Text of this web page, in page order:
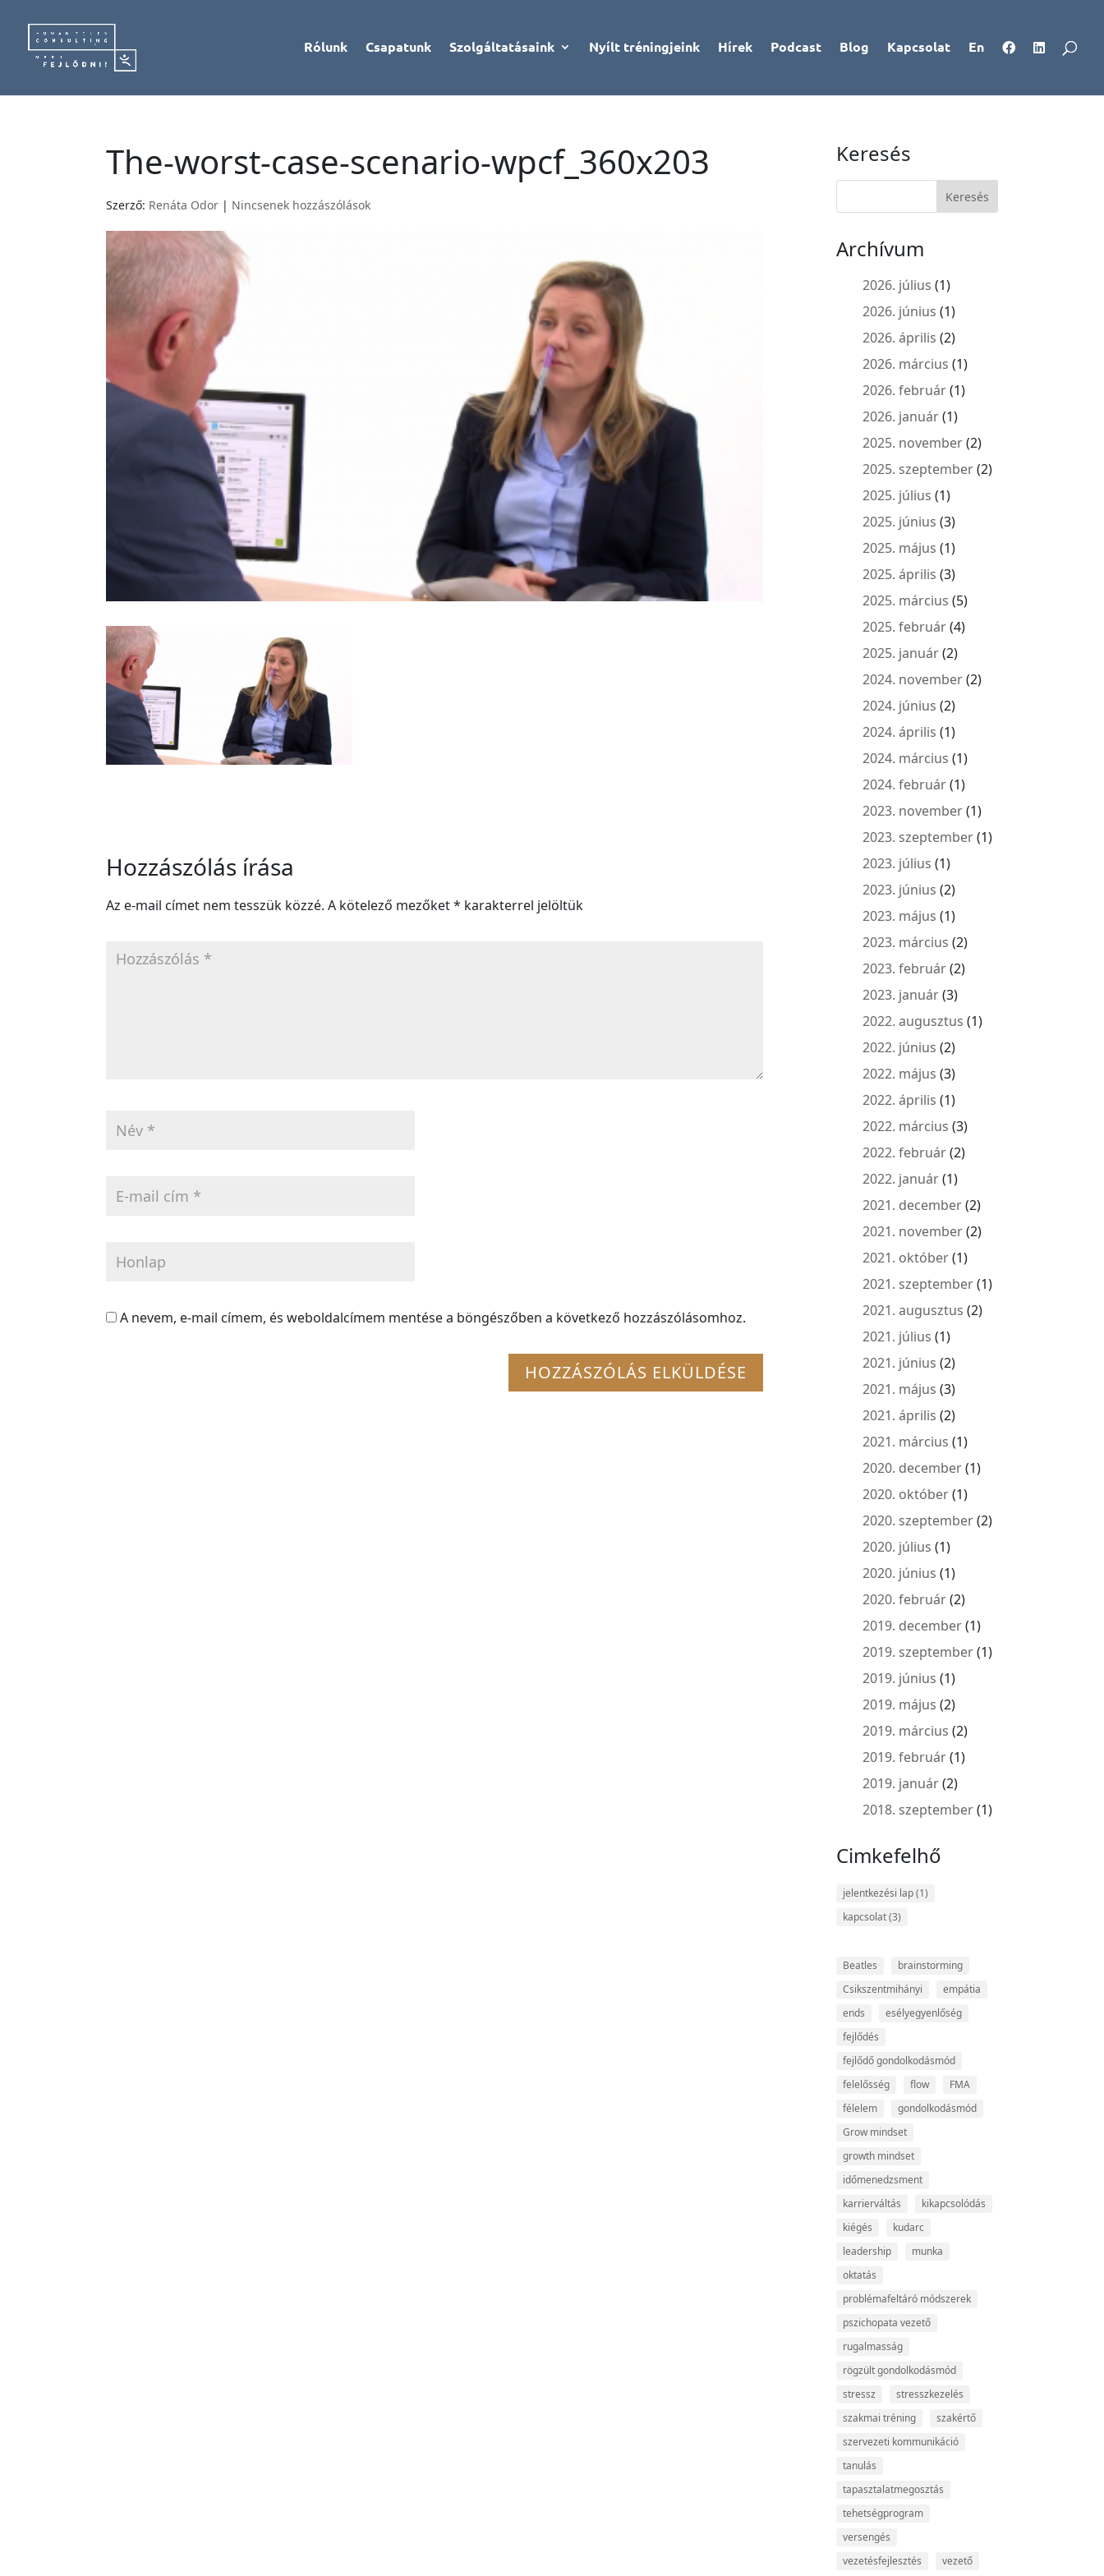
Rólunk Csapatunk Szolgáltatásaink Nyílt tréningjeink Hírek Podcast Blog Kapcsolat En
The-worst-case-scenario-wpcf_360x203
Szerző: Renáta Odor | Nincsenek hozzászólások
Hozzászólás írása
Az e-mail címet nem tesszük közzé. A kötelező mezőket* karakterrel jelöltük
A nevem, e-mail címem, és weboldalcímem mentése a böngészőben a következő hozzászólásomhoz.
Keresés
Archívum
2026. július (1)
2026. június (1)
2026. április (2)
2026. március (1)
2026. február(1)
2026. január(1)
2025. november(2)
2025. szeptember(2)
2025. július (1)
2025. június (3)
2025. május (1)
2025. április (3)
2025. március (5)
2025. február(4)
2025. január(2)
2024. november(2)
2024. június (2)
2024. április (1)
2024. március (1)
2024. február(1)
2023. november(1)
2023. szeptember(1)
2023. július (1)
2023. június (2)
2023. május (1)
2023. március (2)
2023. február(2)
2023. január(3)
2022. augusztus (1)
2022. június (2)
2022. május (3)
2022. április (1)
2022. március (3)
2022. február(2)
2022. január(1)
2021. december(2)
2021. november(2)
2021. október(1)
2021. szeptember(1)
2021. augusztus (2)
2021. július (1)
2021. június (2)
2021. május (3)
2021. április (2)
2021. március (1)
2020. december(1)
2020. október(1)
2020. szeptember(2)
2020. július (1)
2020. június (1)
2020. február(2)
2019. december(1)
2019. szeptember(1)
2019. június (1)
2019. május (2)
2019. március (2)
2019. február(1)
2019. január(2)
2018. szeptember(1)
Cimkefelhő
jelentkezési lap(1)
kapcsolat(3)
Beatles
brainstorming
Csikszentmihányi
empátia
ends
esélyegyenlőség
fejlődés
fejlődő gondolkodásmód
felelősség
flow
FMA
félelem
gondolkodásmód
Grow mindset
growth mindset
időmenedzsment
karrierváltás
kikapcsolódás
kiégés
kudarc
leadership
munka
oktatás
problémafeltáró módszerek
pszichopata vezető
rugalmasság
rögzült gondolkodásmód
stressz
stresszkezelés
szakmai tréning
szakértő
szervezeti kommunikáció
tanulás
tapasztalatmegosztás
tehetségprogram
versengés
vezetésfejlesztés
vezető